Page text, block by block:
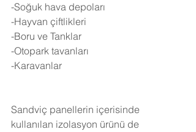
-Soğuk hava depoları
-Hayvan çiftlikleri
-Boru ve Tanklar
-Otopark tavanları
-Karavanlar
Sandviç panellerin içerisinde
kullanılan izolasyon ürünü de